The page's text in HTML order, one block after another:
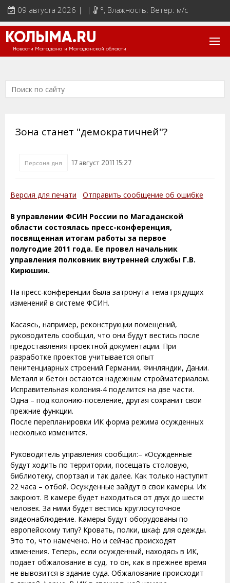
09 августа 2026 | | °, Влажность: Ветер: м/с
КОЛЫМА.RU
Новости Магадана и Магаданской области
Зона станет "демократичней"?
Персона дня 17 август 2011 15:27
Версия для печати Отправить сообщение об ошибке
В управлении ФСИН России по Магаданской
области состоялась пресс-конференция,
посвященная итогам работы за первое
полугодие 2011 года. Ее провел начальник
управления полковник внутренней службы Г.В.
Кирюшин.
На пресс-конференции была затронута тема грядущих
изменений в системе ФСИН.
Касаясь, например, реконструкции помещений,
руководитель сообщил, что они будут вестись после
предоставления проектной документации. При
разработке проектов учитывается опыт
пенитенциарных строений Германии, Финляндии, Дании.
Металл и бетон остаются надежным стройматериалом.
Исправительная колония-4 поделится на две части.
Одна – под колонию-поселение, другая сохранит свои
прежние функции.
После перепланировки ИК форма режима осужденных
несколько изменится.
Руководитель управления сообщил:– «Осужденные
будут ходить по территории, посещать столовую,
библиотеку, спортзал и так далее. Как только наступит
22 часа – отбой. Осужденные зайдут в свои камеры. Их
закроют. В камере будет находиться от двух до шести
человек. За ними будет вестись круглосуточное
видеонаблюдение. Камеры будут оборудованы по
европейскому типу? Кровать, полки, шкаф для одежды.
Это то, что намечено. Но и сейчас происходят
изменения. Теперь, если осужденный, находясь в ИК,
подает обжалование в суд, то он, как в прежнее время
не вывозится в здание суда. Обжалование происходит